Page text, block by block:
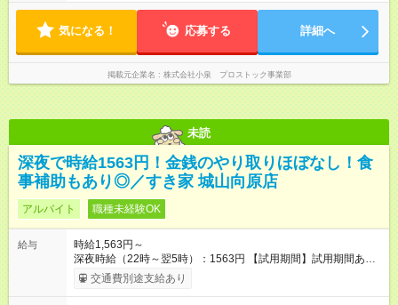
気になる！ 応募する 詳細へ
掲載元企業名 株式会社小泉 プロストック事業部
未読
深夜で時給1563円！金銭のやり取りほぼなし！食
事補助もあり◎／すき家 城山向原店
アルバイト 職種未経験OK
給与
時給1,563円～
深夜時給（22時～翌5時）：1563円 【試用期間】試用期間あり
試用期間の長さ：1ヶ月 雇用形態、給与は本採用時と同じです。
試用期間の実態は30日（※条件変更なし）ですが、切り上げで
交通費別途支給あり